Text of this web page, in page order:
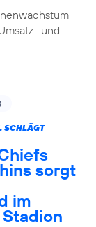
und
SCHLÄGT
sorgt
im